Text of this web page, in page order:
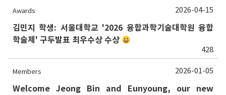
Awards
김민지 학생: 서울대학교 '2026 융합과학기술대학원 융합
학술제' 구두발표 최우수상 수상
428
2026-04-15
Members
Welcome Jeong Bin and Eunyoung, our new
2026-01-05